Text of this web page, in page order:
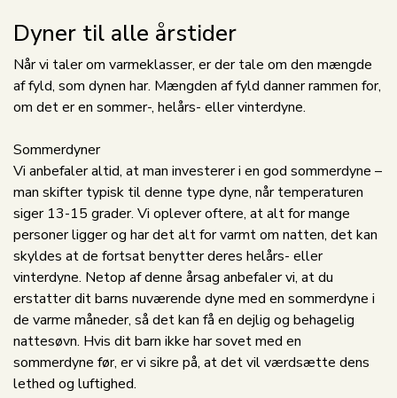
Dyner til alle årstider
Når vi taler om varmeklasser, er der tale om den mængde
af fyld, som dynen har. Mængden af fyld danner rammen for,
om det er en sommer-, helårs- eller vinterdyne.
Sommerdyner
Vi anbefaler altid, at man investerer i en god sommerdyne –
man skifter typisk til denne type dyne, når temperaturen
siger 13-15 grader. Vi oplever oftere, at alt for mange
personer ligger og har det alt for varmt om natten, det kan
skyldes at de fortsat benytter deres helårs- eller
vinterdyne. Netop af denne årsag anbefaler vi, at du
erstatter dit barns nuværende dyne med en sommerdyne i
de varme måneder, så det kan få en dejlig og behagelig
nattesøvn. Hvis dit barn ikke har sovet med en
sommerdyne før, er vi sikre på, at det vil værdsætte dens
lethed og luftighed.